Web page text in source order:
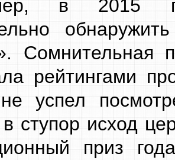
в 2015
рейтингами
успел
в ступор исход
приз